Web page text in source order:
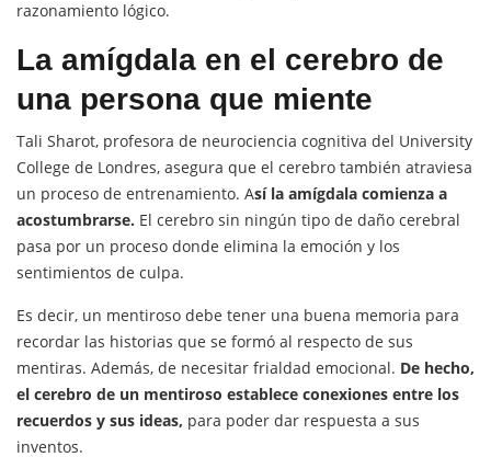
razonamiento lógico.
La amígdala en el cerebro de
una persona que miente
Tali Sharot, profesora de neurociencia cognitiva del University
College de Londres, asegura que el cerebro también atraviesa
un proceso de entrenamiento. Así la amígdala comienza a
acostumbrarse. El cerebro sin ningún tipo de daño cerebral
pasa por un proceso donde elimina la emoción y los
sentimientos de culpa.
Es decir, un mentiroso debe tener una buena memoria para
recordar las historias que se formó al respecto de sus
mentiras. Además, de necesitar frialdad emocional. De hecho,
el cerebro de un mentiroso establece conexiones entre los
recuerdos y sus ideas, para poder dar respuesta a sus
inventos.